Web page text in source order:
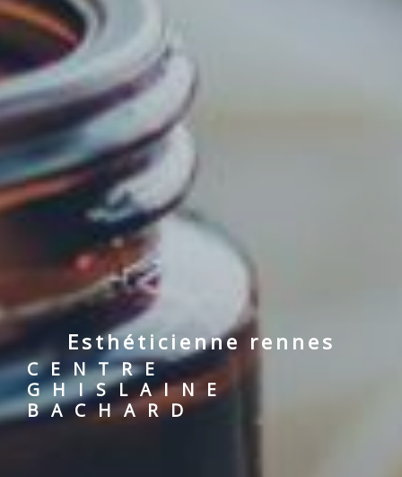
esthéticienne rennes
CENTRE
GHISLAINE
BACHARD